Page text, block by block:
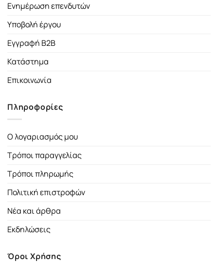
Ενημέρωση επενδυτών
Υποβολή έργου
Εγγραφή B2B
Κατάστημα
Επικοινωνία
Πληροφορίες
Ο λογαριασμός μου
Τρόποι παραγγελίας
Τρόποι πληρωμής
Πολιτική επιστροφών
Νέα και άρθρα
Εκδηλώσεις
Όροι Χρήσης